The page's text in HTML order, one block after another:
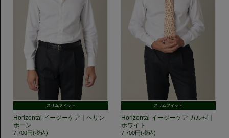
スリムフィット
Horizontal イージーケア｜ヘリン
ボーン
7,700円(税込)
スリムフィット
Horizontal イージーケア カルゼ｜
ホワイト
7,700円(税込)